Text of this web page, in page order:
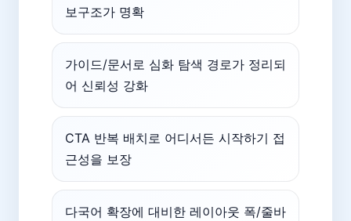
보구조가 명확
가이드/문서로 심화 탐색 경로가 정리되
어 신뢰성 강화
CTA 반복 배치로 어디서든 시작하기 접
근성을 보장
다국어 확장에 대비한 레이아웃 폭/줄바